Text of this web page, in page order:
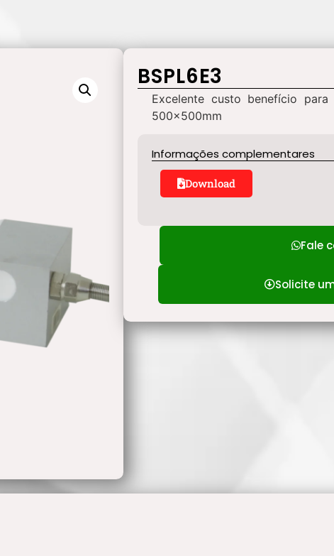
BSPL6E3
Excelente custo benefício
500x500mm
Informações complementares
Download
Fale
Solicite